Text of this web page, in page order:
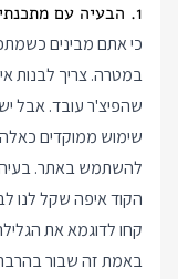
1. הבעיה עם מתכנתים
כי אתם מבינים
במטרה. צריך לבנות
שהפיצ'ר עובד. אבל
שימוש ממוקדים
להשתמש באתר. בעיה
הקוד איפה שקל לנו
קחו לדוגמא את
באמת זה שבור